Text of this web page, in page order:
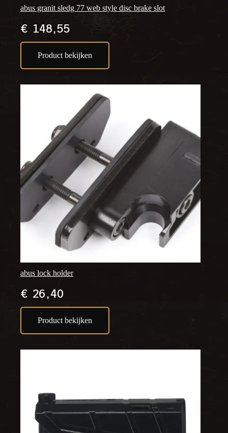
abus granit sledg 77 web style disc brake slot
€148,55
Product bekijken
abus lock holder
€26,40
Product bekijken